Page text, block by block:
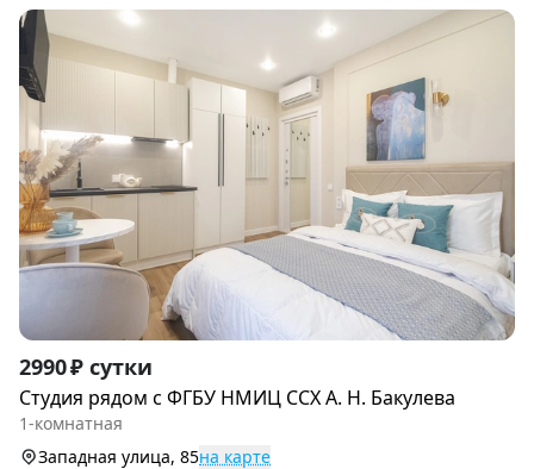
Item
1
of
9
2990 ₽ сутки
Студия рядом c ФГБУ НМИЦ CСХ А. H. Бакулевa
1-комнатная
Западная улица, 85на карте